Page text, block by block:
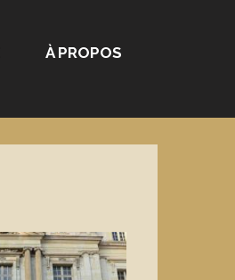
À PROPOS